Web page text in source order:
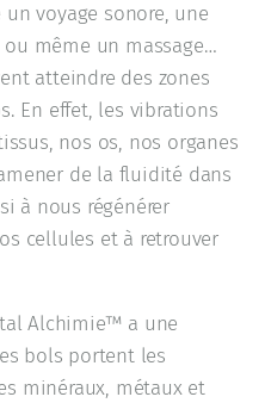
voyage sonore, une
même un massage…
atteindre des zones
En effet, les vibrations
nos os, nos organes
de la fluidité dans
à nous régénérer
cellules et à retrouver
Alchimie™ a une
bols portent les
minéraux, métaux et